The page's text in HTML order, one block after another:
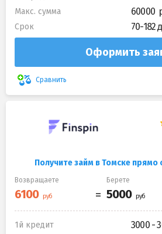
Макс. сумма 60000
Срок 70-182
Оформить
Сравнить
Получите займ в Томске прямо
Возвращаете Берете
1й кредит 3000 -